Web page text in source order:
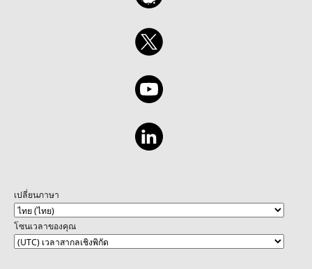
เปลี่ยนภาษา
โซนเวลาของคุณ